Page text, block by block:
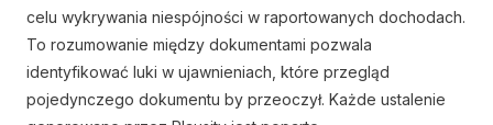
celu wykrywania niespójności w raportowanych dochodach.
To rozumowanie między dokumentami pozwala
identyfikować luki w ujawnieniach, które przegląd
pojedynczego dokumentu by przeoczył. Każde ustalenie